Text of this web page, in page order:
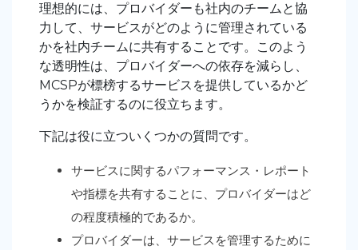
理想的には、プロバイダーも社内のチームと協
力して、サービスがどのように管理されている
かを社内チームに共有することです。このよう
な透明性は、プロバイダーへの依存を減らし、
MCSPが標榜するサービスを提供しているかど
うかを検証するのに役立ちます。
下記は役に立ついくつかの質問です。
サービスに関するパフォーマンス・レポート
や指標を共有することに、プロバイダーはど
の程度積極的であるか。
プロバイダーは、サービスを管理するために